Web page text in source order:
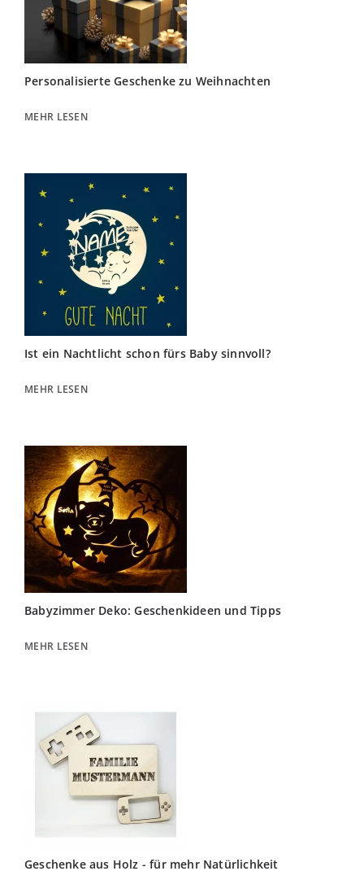
Personalisierte Geschenke zu Weihnachten
MEHR LESEN
Ist ein Nachtlicht schon fürs Baby sinnvoll?
MEHR LESEN
Babyzimmer Deko: Geschenkideen und Tipps
MEHR LESEN
Geschenke aus Holz - für mehr Natürlichkeit